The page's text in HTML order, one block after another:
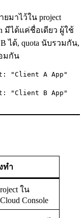
มาไว้ใน project
มีได้แค่ชื่อเดียว ผู้ใช้
ได้, quota นับรวมกัน,
มกัน
"Client A App"
"Client B App"
ทำ
ใน
Console